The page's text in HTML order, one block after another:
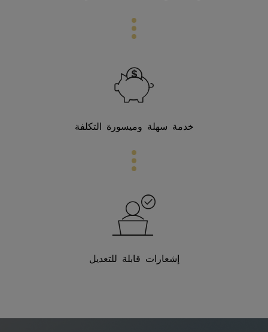
خدمة سهلة وميسورة التكلفة
إشعارات قابلة للتعديل